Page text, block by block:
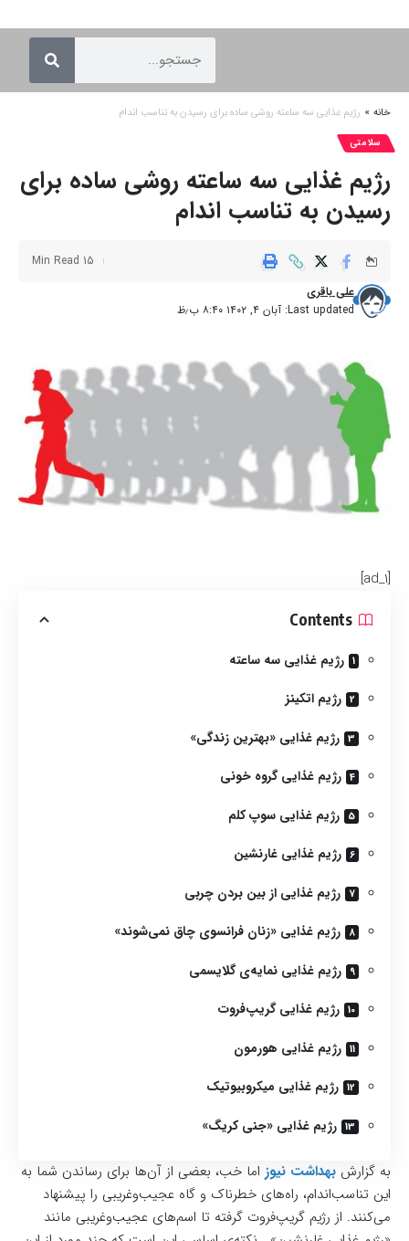
خانه » رژیم غذایی سه ساعته روشی ساده برای رسیدن به تناسب اندام
سلامتی
رژیم غذایی سه ساعته روشی ساده برای
رسیدن به تناسب اندام
Last updated: آبان ۴, ۱۴۰۲ ۸:۴۰ ب٫ظ
علی باقری
15 Min Read
[ad_1]
Contents
رژیم غذایی سه ساعته
رژیم اتکینز
رژیم غذایی «بهترین زندگی»
رژیم غذایی گروه خونی
رژیم غذایی سوپ کلم
رژیم غذایی غارنشین
رژیم غذایی از بین بردن چربی
رژیم غذایی «زنان فرانسوی چاق نمی‌شوند»
رژیم غذایی نمایه‌ی گلایسمی
رژیم غذایی گریپ‌فروت
رژیم غذایی هورمون
رژیم غذایی میکروبیوتیک
رژیم غذایی «جنی کریگ»
به گزارش بهداشت نیوز اما خب، بعضی از آن‌ها برای رساندن شما به
این تناسب‌اندام، راه‌های خطرناک و گاه عجیب‌وغریبی را پیشنهاد
می‌کنند. از رژیم گریپ‌فروت گرفته تا اسم‌های عجیب‌وغریبی مانند